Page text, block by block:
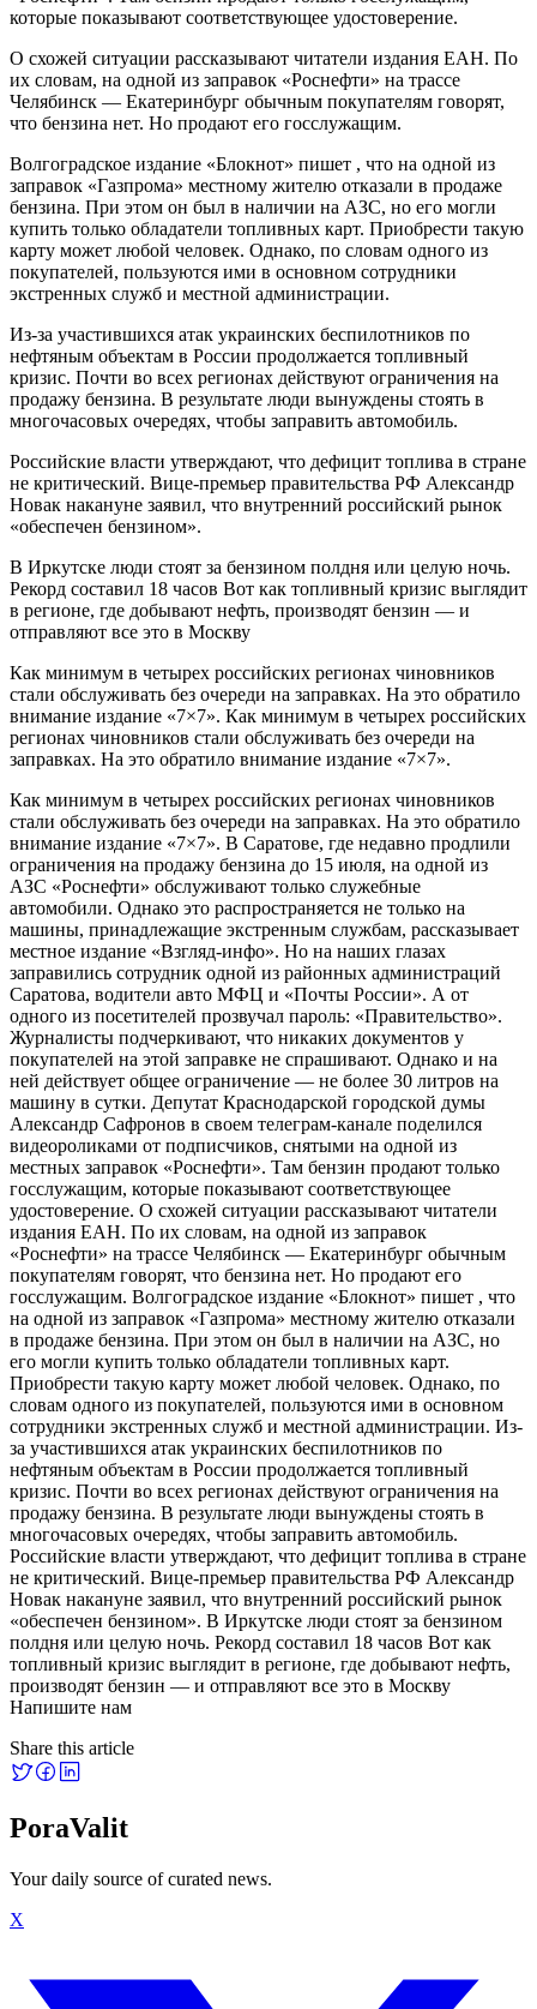
которые показывают соответствующее удостоверение.
О схожей ситуации рассказывают читатели издания ЕАН. По
их словам, на одной из заправок «Роснефти» на трассе
Челябинск — Екатеринбург обычным покупателям говорят,
что бензина нет. Но продают его госслужащим.
Волгоградское издание «Блокнот» пишет , что на одной из
заправок «Газпрома» местному жителю отказали в продаже
бензина. При этом он был в наличии на АЗС, но его могли
купить только обладатели топливных карт. Приобрести такую
карту может любой человек. Однако, по словам одного из
покупателей, пользуются ими в основном сотрудники
экстренных служб и местной администрации.
Из-за участившихся атак украинских беспилотников по
нефтяным объектам в России продолжается топливный
кризис. Почти во всех регионах действуют ограничения на
продажу бензина. В результате люди вынуждены стоять в
многочасовых очередях, чтобы заправить автомобиль.
Российские власти утверждают, что дефицит топлива в стране
не критический. Вице-премьер правительства РФ Александр
Новак накануне заявил, что внутренний российский рынок
«обеспечен бензином».
В Иркутске люди стоят за бензином полдня или целую ночь.
Рекорд составил 18 часов Вот как топливный кризис выглядит
в регионе, где добывают нефть, производят бензин — и
отправляют все это в Москву
Как минимум в четырех российских регионах чиновников
стали обслуживать без очереди на заправках. На это обратило
внимание издание «7×7». Как минимум в четырех российских
регионах чиновников стали обслуживать без очереди на
заправках. На это обратило внимание издание «7×7».
Как минимум в четырех российских регионах чиновников
стали обслуживать без очереди на заправках. На это обратило
внимание издание «7×7». В Саратове, где недавно продлили
ограничения на продажу бензина до 15 июля, на одной из
АЗС «Роснефти» обслуживают только служебные
автомобили. Однако это распространяется не только на
машины, принадлежащие экстренным службам, рассказывает
местное издание «Взгляд-инфо». Но на наших глазах
заправились сотрудник одной из районных администраций
Саратова, водители авто МФЦ и «Почты России». А от
одного из посетителей прозвучал пароль: «Правительство».
Журналисты подчеркивают, что никаких документов у
покупателей на этой заправке не спрашивают. Однако и на
ней действует общее ограничение — не более 30 литров на
машину в сутки. Депутат Краснодарской городской думы
Александр Сафронов в своем телеграм-канале поделился
видеороликами от подписчиков, снятыми на одной из
местных заправок «Роснефти». Там бензин продают только
госслужащим, которые показывают соответствующее
удостоверение. О схожей ситуации рассказывают читатели
издания ЕАН. По их словам, на одной из заправок
«Роснефти» на трассе Челябинск — Екатеринбург обычным
покупателям говорят, что бензина нет. Но продают его
госслужащим. Волгоградское издание «Блокнот» пишет , что
на одной из заправок «Газпрома» местному жителю отказали
в продаже бензина. При этом он был в наличии на АЗС, но
его могли купить только обладатели топливных карт.
Приобрести такую карту может любой человек. Однако, по
словам одного из покупателей, пользуются ими в основном
сотрудники экстренных служб и местной администрации. Из-
за участившихся атак украинских беспилотников по
нефтяным объектам в России продолжается топливный
кризис. Почти во всех регионах действуют ограничения на
продажу бензина. В результате люди вынуждены стоять в
многочасовых очередях, чтобы заправить автомобиль.
Российские власти утверждают, что дефицит топлива в стране
не критический. Вице-премьер правительства РФ Александр
Новак накануне заявил, что внутренний российский рынок
«обеспечен бензином». В Иркутске люди стоят за бензином
полдня или целую ночь. Рекорд составил 18 часов Вот как
топливный кризис выглядит в регионе, где добывают нефть,
производят бензин — и отправляют все это в Москву
Напишите нам
Share this article
PoraValit
Your daily source of curated news.
X